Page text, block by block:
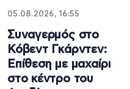
05.08.2026, 16:55
Συναγερμός στο
Κόβεντ Γκάρντεν:
Επίθεση με μαχαίρι
στο κέντρο του